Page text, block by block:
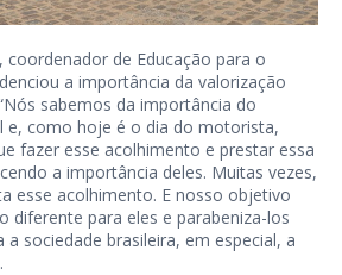
coordenador de Educação para o
a importância da valorização
sabemos da importância do
e, como hoje é o dia do motorista,
fazer esse acolhimento e prestar essa
a importância deles. Muitas vezes,
esse acolhimento. E nosso objetivo
diferente para eles e parabeniza-los
sociedade brasileira, em especial, a